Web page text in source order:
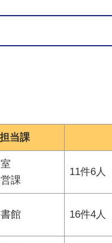
担当課
課
11件6人
館 16件4人